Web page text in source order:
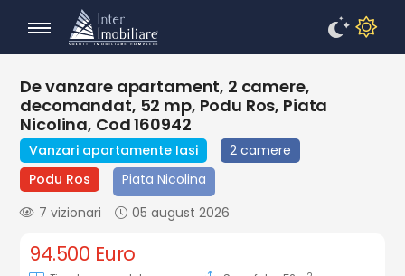
De vanzare apartament, 2 camere,
decomandat, 52 mp, Podu Ros, Piata
Nicolina, Cod 160942
Vanzari apartamente Iasi
2 camere
Podu Ros
Piata Nicolina
7 vizionari
05 august 2026
94.500 Euro